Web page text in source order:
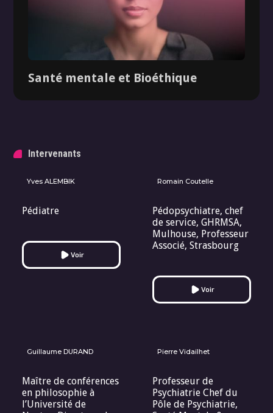
Dossier
Santé mentale et Bioéthique
Intervenants
Yves ALEMBIK
Pédiatre
Voir
Romain Coutelle
Pédopsychiatre, chef
de service, GHRMSA,
Mulhouse, Professeur
Associé, Strasbourg
Voir
Guillaume DURAND
Maître de conférences
en philosophie à
l’Université de
Pierre Vidailhet
Professeur de
Psychiatrie Chef du
Pôle de Psychiatrie,